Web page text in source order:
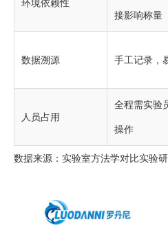
环境依赖性
接影响称量
数据溯源 手工记录，
人员占用
全程需实验
操作
数据来源：实验室方法学对比实验